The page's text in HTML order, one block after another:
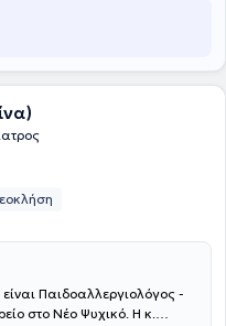
Παιδοαλλεργιολόγος -
στο Νέο Ψυχικό. Η κ.